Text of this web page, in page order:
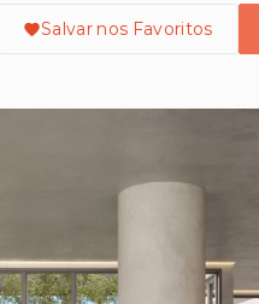
Salvar nos Favoritos